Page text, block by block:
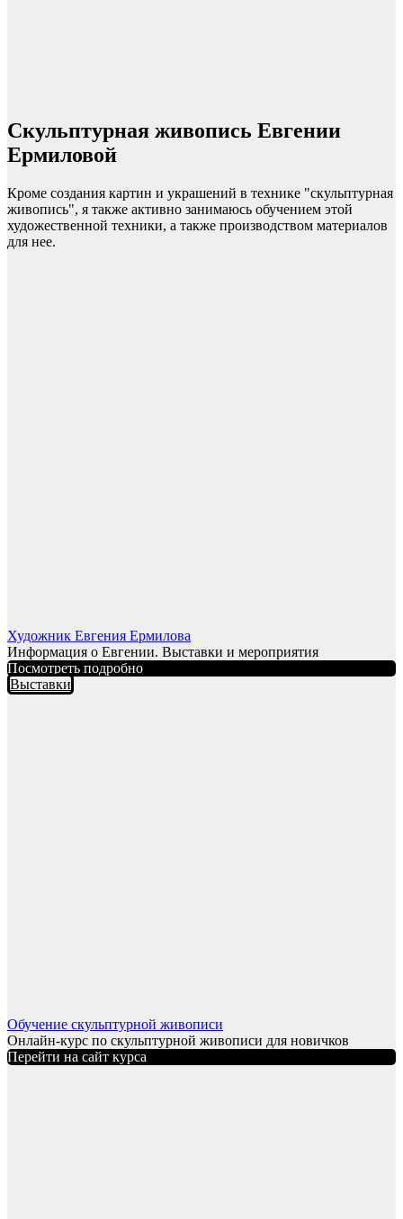
Скульптурная живопись Евгении
Ермиловой
Кроме создания картин и украшений в технике "скульптурная
живопись", я также активно занимаюсь обучением этой
художественной техники, а также производством материалов
для нее.
Художник Евгения Ермилова
Информация о Евгении. Выставки и мероприятия
Посмотреть подробно
Выставки
Обучение скульптурной живописи
Онлайн-курс по скульптурной живописи для новичков
Перейти на сайт курса